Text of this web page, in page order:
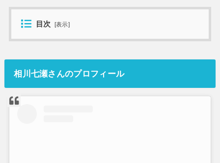
目次 [表示]
相川七瀬さんのプロフィール